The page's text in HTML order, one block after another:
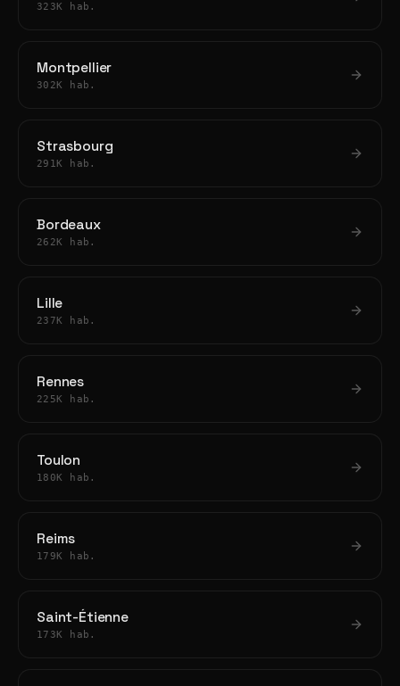
323K hab.
Montpellier
302K hab.
Strasbourg
291K hab.
Bordeaux
262K hab.
Lille
237K hab.
Rennes
225K hab.
Toulon
180K hab.
Reims
179K hab.
Saint-Étienne
173K hab.